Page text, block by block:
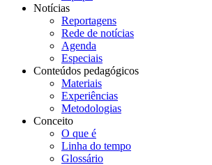
Notícias
Reportagens
Rede de notícias
Agenda
Especiais
Conteúdos pedagógicos
Materiais
Experiências
Metodologias
Conceito
O que é
Linha do tempo
Glossário